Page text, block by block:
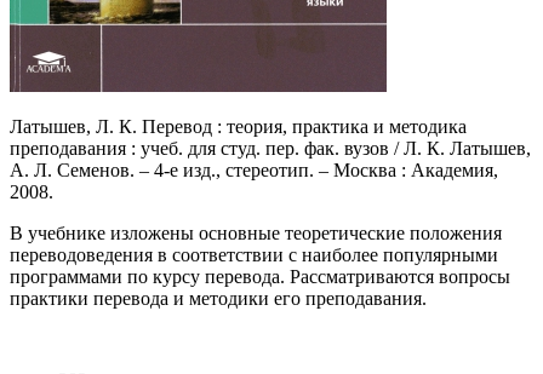
Латышев, Л. К. Перевод : теория, практика и методика
преподавания : учеб. для студ. пер. фак. вузов / Л. К. Латышев,
А. Л. Семенов. – 4-е изд., стереотип. – Москва : Академия,
2008.
В учебнике изложены основные теоретические положения
переводоведения в соответствии с наиболее популярными
программами по курсу перевода. Рассматриваются вопросы
практики перевода и методики его преподавания.